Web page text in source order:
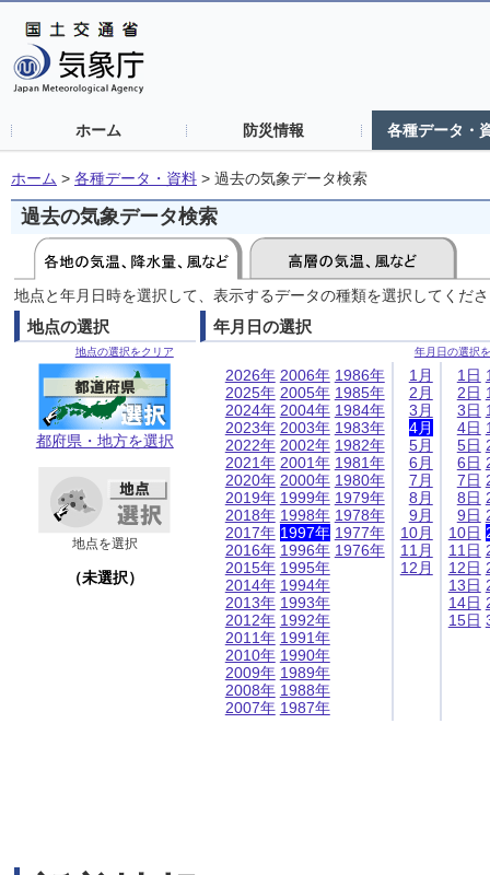
ホーム 防災情報 各種データ・
ホーム > 各種データ・資料 > 過去の気象データ検索
過去の気象データ検索
地点と年月日時を選択して、表示するデータの種類を選択してくだ
地点の選択
地点の選択をクリア
都府県・地方を選択
地点を選択
（未選択）
年月日の選択
年月日の選択
2026年
2025年
2024年
2023年
2022年
2021年
2020年
2019年
2018年
2017年
2016年
2015年
2014年
2013年
2012年
2011年
2010年
2009年
2008年
2007年
2006年
2005年
2004年
2003年
2002年
2001年
2000年
1999年
1998年
1997年
1996年
1995年
1994年
1993年
1992年
1991年
1990年
1989年
1988年
1987年
1986年
1985年
1984年
1983年
1982年
1981年
1980年
1979年
1978年
1977年
1976年
1月
2月
3月
4月
5月
6月
7月
8月
9月
10月
11月
12月
1日
2日
3日
4日
5日
6日
7日
8日
9日
10日
11日
12日
13日
14日
15日